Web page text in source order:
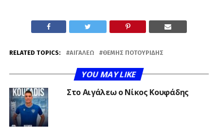
RELATED TOPICS: ΑΙΓΆΛΕΩ ΘΈΜΗΣ ΠΟΤΟΥΡΊΔΗΣ
YOU MAY LIKE
Στο Αιγάλεω ο Νίκος Κουφάδης